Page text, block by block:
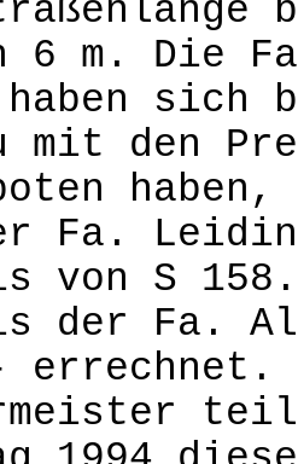
6 m. Die
haben
mit den
Fa.
von S
der Fa.
errechnet.